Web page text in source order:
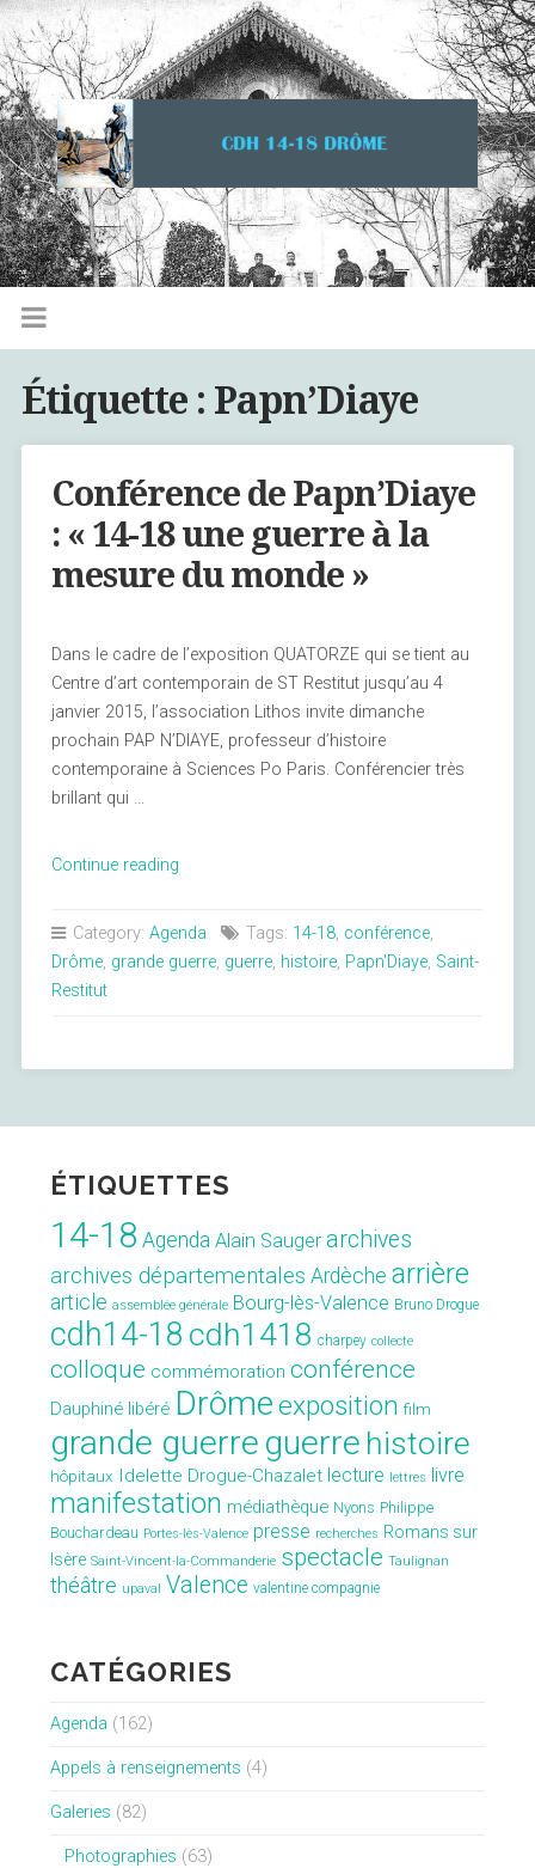
Étiquette : Papn’Diaye
Conférence de Papn’Diaye
: « 14-18 une guerre à la
mesure du monde »
Dans le cadre de l’exposition QUATORZE qui se tient au
Centre d’art contemporain de ST Restitut jusqu’au 4
janvier 2015, l’association Lithos invite dimanche
prochain PAP N’DIAYE, professeur d’histoire
contemporaine à Sciences Po Paris. Conférencier très
brillant qui …
Continue reading« Conférence
Papn’Diaye
guerre
la
du
Category: Agenda Tags: 14-18, conférence,
Drôme, grande guerre, guerre, histoire, Papn'Diaye, Saint-
Restitut
ÉTIQUETTES
14-18 Agenda Alain Sauger archives
archives départementales Ardèche arrière
article assemblée générale Bourg-lès-Valence Bruno Drogue
cdh14-18 cdh1418 charpey collecte
colloque commémoration conférence
Dauphiné libéré Drômeexposition film
grande guerre guerre histoire
hôpitaux Idelette Drogue-Chazalet lecture lettres livre
manifestation médiathèque Nyons Philippe
Bouchardeau Portes-lès-Valence presse recherches Romans sur
Isère Saint-Vincent-la-Commanderie spectacle Taulignan
théâtre upaval Valence valentine compagnie
CATÉGORIES
Agenda (162)
Appels à renseignements (4)
Galeries (82)
Photographies (63)